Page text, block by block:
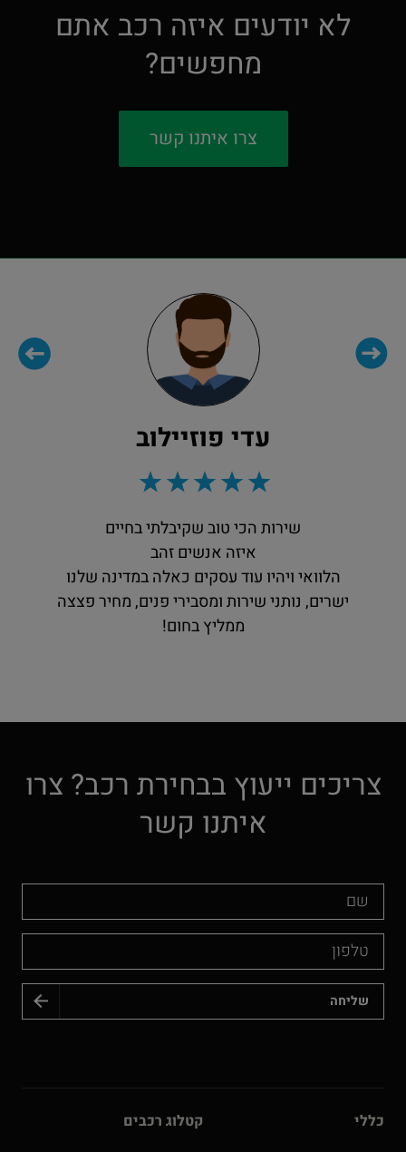
לא יודעים איזה רכב אתם
מחפשים?
צרו איתנו קשר
עדי פוזיילוב
שירות הכי טוב שקיבלתי בחיים
איזה אנשים זהב
הלוואי ויהיו עוד עסקים כאלה במדינה שלנו
ישרים, נותני שירות ומסבירי פנים, מחיר פצצה
ממליץ בחום!
צריכים ייעוץ בבחירת רכב? צרו
איתנו קשר
כללי קטלוג רכבים